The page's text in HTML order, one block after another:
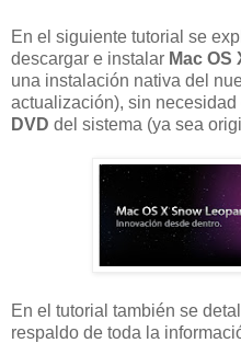
En el siguiente tutorial se
descargar e instalar Mac OS
una instalación nativa del
actualización), sin
DVD del sistema (ya sea
En el tutorial también se
respaldo de toda la